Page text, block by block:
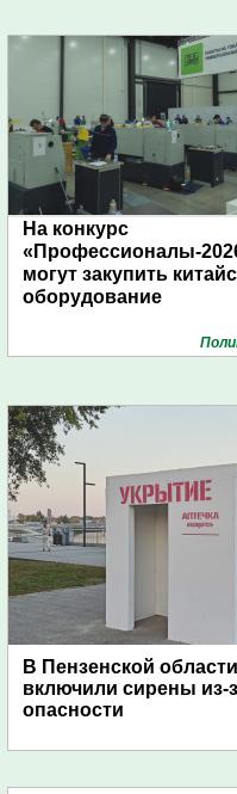
На конкурс
«Профессионалы-
могут закупить
оборудование
В Пензенской
включили сирены из-
опасности